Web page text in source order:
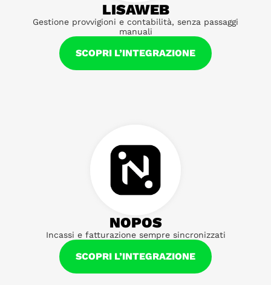
LISAWEB
Gestione provvigioni e contabilità, senza passaggi
manuali
SCOPRI L’INTEGRAZIONE
NOPOS
Incassi e fatturazione sempre sincronizzati
SCOPRI L’INTEGRAZIONE